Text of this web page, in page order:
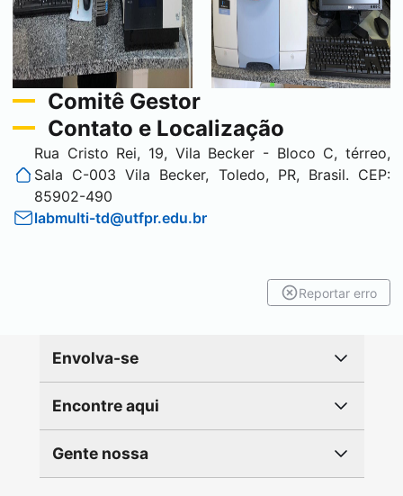
Comitê Gestor
Contato e Localização
Rua Cristo Rei, 19, Vila Becker - Bloco C, térreo,
Sala C-003 Vila Becker, Toledo, PR, Brasil. CEP:
85902-490
labmulti-td@utfpr.edu.br
Reportar erro
Envolva-se
Encontre aqui
Gente nossa